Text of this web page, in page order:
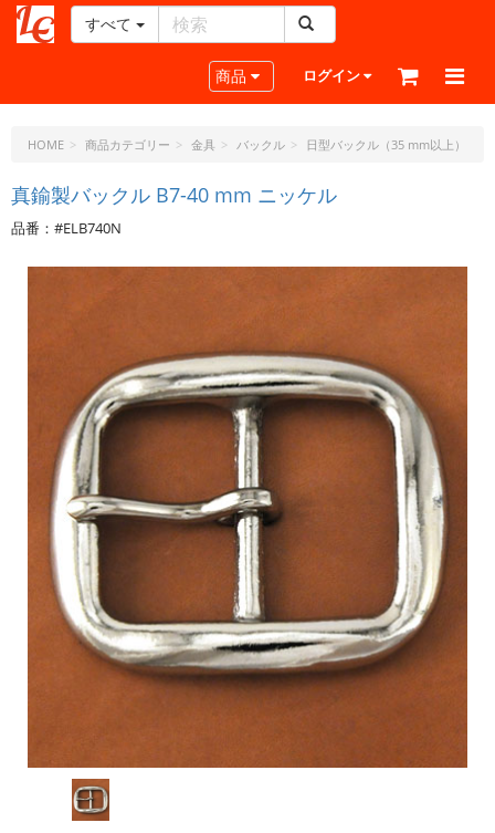
ー
ラ
ト・
ド
ッ
ト・
すべて
Toggle navigation
商品 ログイン
HOME 商品カテゴリー 金具 バックル 日型バックル（35 mm以上）
真鍮製バックル B7-40 mm ニッケル
品番：#ELB740N